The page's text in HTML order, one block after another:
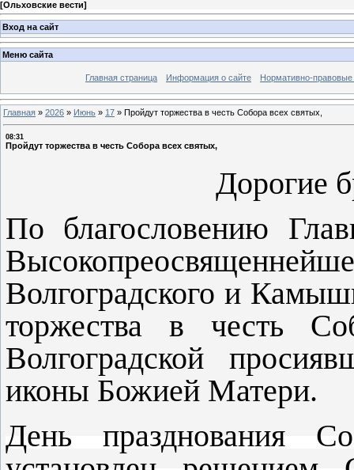
[Ольховские вести]
Вход на сайт
Меню сайта
Главная страница Информация о сайте Нормативно-правовые
Главная » 2026 » Июнь » 17 » Пройдут торжества в честь Собора всех святых,
08:31
Пройдут торжества в честь Собора всех святых,
Дорогие
По благословению
Волгоградского и
торжества в честь
Волгоградской
иконы Божией Матери.
День празднования